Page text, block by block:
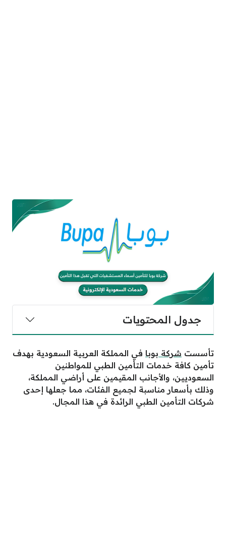
جدول المحتويات
تأسست شركة بوبا في المملكة العربية السعودية بهدف
تأمين كافة خدمات التأمين الطبي للمواطنين
السعوديين، والأجانب المقيمين على أراضي المملكة،
وذلك بأسعار مناسبة لجميع الفئات، مما جعلها إحدى
شركات التأمين الطبي الرائدة في هذا المجال.